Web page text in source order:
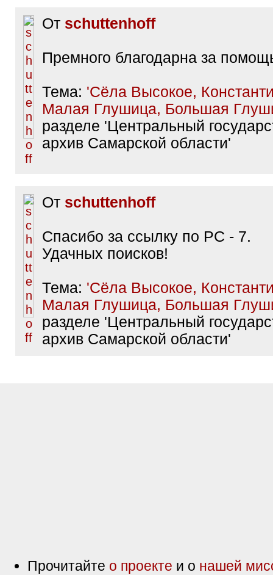
От schuttenhoff
Премного благодарна за
Тема: 'Сёла Высокое,
Малая Глушица, Большая
разделе 'Центральный
архив Самарской области'
От schuttenhoff
Спасибо за ссылку по РС - 7.
Удачных поисков!
Тема: 'Сёла Высокое,
Малая Глушица, Большая
разделе 'Центральный
архив Самарской области'
Прочитайте о проекте и о нашей